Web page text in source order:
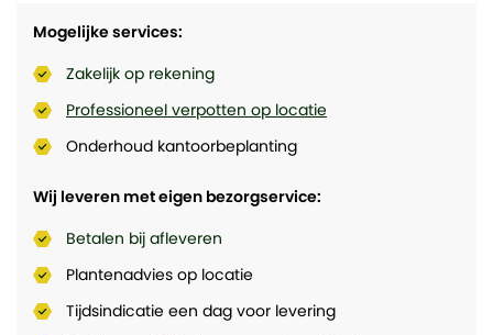
Mogelijke services:
Zakelijk op rekening
Professioneel verpotten op locatie
Onderhoud kantoorbeplanting
Wij leveren met eigen bezorgservice:
Betalen bij afleveren
Plantenadvies op locatie
Tijdsindicatie een dag voor levering